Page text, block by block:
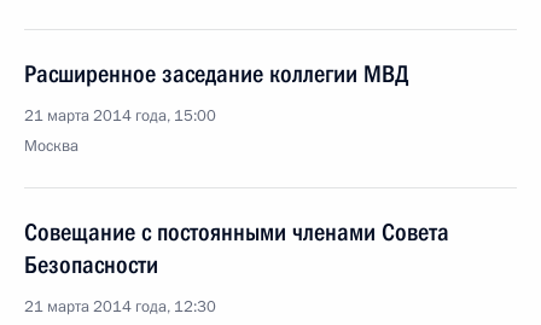
Расширенное заседание коллегии МВД
21 марта 2014 года, 15:00
Москва
Совещание с постоянными членами Совета
Безопасности
21 марта 2014 года, 12:30